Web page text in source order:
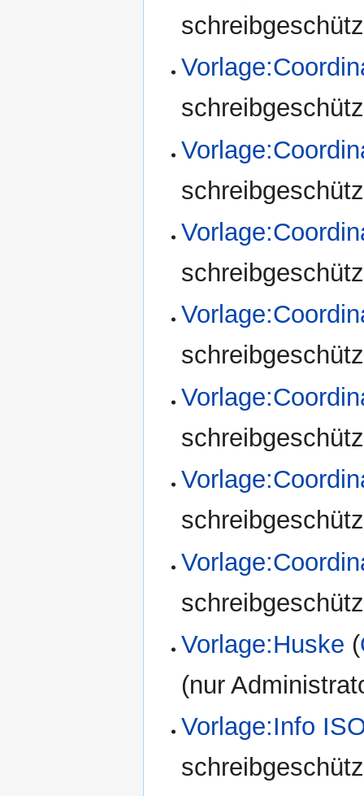
Vorlage:Huske (
(nur
Vorlage:Info